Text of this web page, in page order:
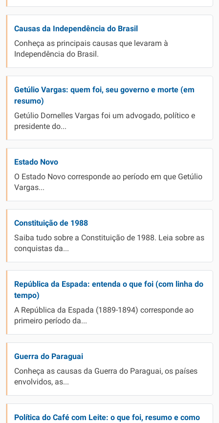
Causas da Independência do Brasil
Conheça as principais causas que levaram à
Independência do Brasil.
Getúlio Vargas: quem foi, seu governo e morte (em
resumo)
Getúlio Dornelles Vargas foi um advogado, político e
presidente do...
Estado Novo
O Estado Novo corresponde ao período em que Getúlio
Vargas...
Constituição de 1988
Saiba tudo sobre a Constituição de 1988. Leia sobre as
conquistas da...
República da Espada: entenda o que foi (com linha do
tempo)
A República da Espada (1889-1894) corresponde ao
primeiro período da...
Guerra do Paraguai
Conheça as causas da Guerra do Paraguai, os países
envolvidos, as...
Política do Café com Leite: o que foi, resumo e como